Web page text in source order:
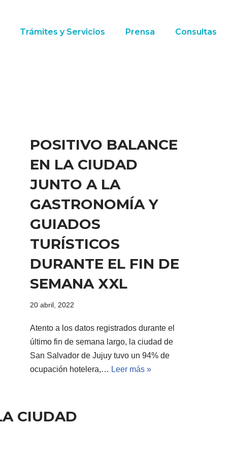
Trámites y Servicios Prensa Consultas
POSITIVO BALANCE
EN LA CIUDAD
JUNTO A LA
GASTRONOMÍA Y
GUIADOS
TURÍSTICOS
DURANTE EL FIN DE
SEMANA XXL
20 abril, 2022
Atento a los datos registrados durante el
último fin de semana largo, la ciudad de
San Salvador de Jujuy tuvo un 94% de
ocupación hotelera,… Leer más »
CIUDAD